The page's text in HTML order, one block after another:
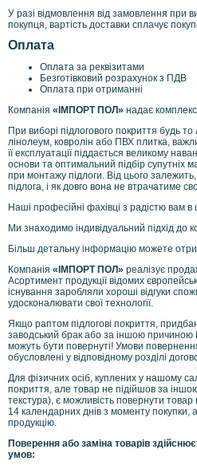
У разі відмовлення від замовлення при
покупця, вартість доставки сплачує
Оплата
Оплата за реквізитами
Безготівковий розрахунок з ПДВ
Оплата при отриманні
Компанія «ІМПОРТ ПОЛ» надає
При виборі підлогового покриття будь
лінолеум, ковролін або ПВХ плитка,
її експлуатації піддається великому
основи та оптимальний підбір супутніх
при монтажу підлоги. Від цього
підлога, і як довго вона не втрачатиме
Наші професійні фахівці з радістю вам
Ми знаходимо індивідуальний підхід до
Більш детальну інформацію можете
Компанія «ІМПОРТ ПОЛ» реалізує
Асортимент продукції відомих
існування заробляли хороші відгуки
удосконалювати свої технології.
Якщо раптом підлогові покриття,
заводський брак або за іншою
можуть бути повернуті! Умови
обусловлені у відповідному розділі
Для фізичних осіб, куплених у нашому
покриття, але товар не підійшов за
текстура), є можливість повернути
14 календарних днів з моменту покупки,
продукцію.
Поверення або заміна товарів
умов: